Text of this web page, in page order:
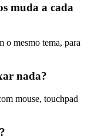
muda a cada
o mesmo tema, para
nada?
mouse, touchpad